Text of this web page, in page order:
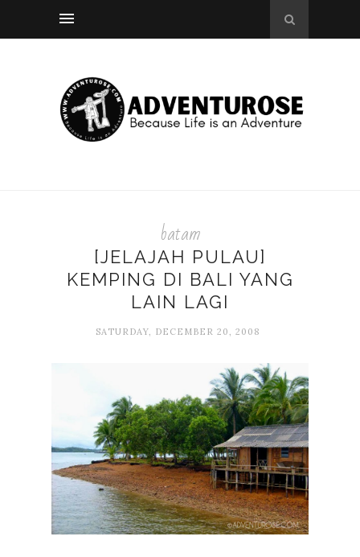
batam
[JELAJAH PULAU]
KEMPING DI BALI YANG
LAIN LAGI
SATURDAY, DECEMBER 20, 2008